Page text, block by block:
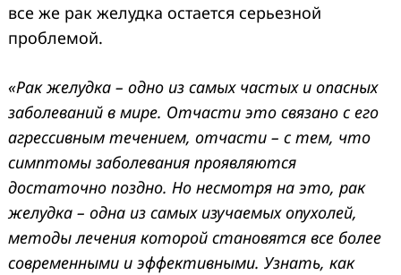
все же рак желудка остается серьезной
проблемой.
«Рак желудка – одно из самых частых и опасных
заболеваний в мире. Отчасти это связано с его
агрессивным течением, отчасти – с тем, что
симптомы заболевания проявляются
достаточно поздно. Но несмотря на это, рак
желудка – одна из самых изучаемых опухолей,
методы лечения которой становятся все более
современными и эффективными. Узнать, как